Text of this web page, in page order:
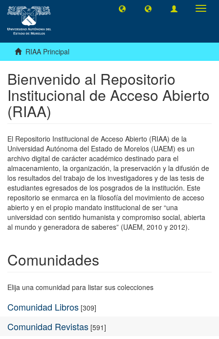
RIAA Principal
Bienvenido al Repositorio
Institucional de Acceso Abierto
(RIAA)
El Repositorio Institucional de Acceso Abierto (RIAA) de la
Universidad Autónoma del Estado de Morelos (UAEM) es un
archivo digital de carácter académico destinado para el
almacenamiento, la organización, la preservación y la difusión de
los resultados del trabajo de los investigadores y de las tesis de
estudiantes egresados de los posgrados de la institución. Este
repositorio se enmarca en la filosofía del movimiento de acceso
abierto y en el propio mandato institucional de ser “una
universidad con sentido humanista y compromiso social, abierta
al mundo y generadora de saberes” (UAEM, 2010 y 2012).
Comunidades
Elija una comunidad para listar sus colecciones
Comunidad Libros [309]
Comunidad Revistas [591]